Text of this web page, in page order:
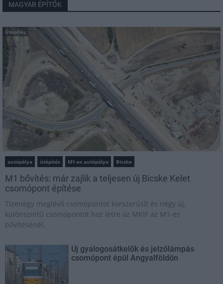
MAGYAR ÉPÍTŐK
Útépítés
autópálya útépítés M1-es autópálya Bicske
M1 bővítés: már zajlik a teljesen új Bicske Kelet
csomópont építése
Tizenegy meglévő csomópontot korszerűsít és négy új,
különszintű csomópontot hoz létre az MKIF az M1-es
bővítésénél.
Új gyalogosátkelők és jelzőlámpás
csomópont épül Angyalföldön